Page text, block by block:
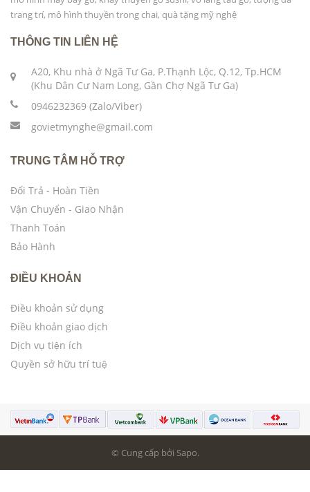
trang trí, mô hình thuyền trong chai, quà tặng mỹ nghệ
THÔNG TIN LIÊN HỆ
A20, Khu nhà ở Ngã Tư Ga, P.Thạnh Lộc, Q.12, Tp.HCM
(Khu Dân Cư Nam Long, Gần Chợ Ngã Tư Ga)
0946232369 (Zalo/Viber)
govietmynghe@gmail.com
TRUNG TÂM HỖ TRỢ
Đổi Trả - Hoàn Tiền
Vận Chuyển - Giao Nhận
Thanh Toán
Bảo Hành
ĐIỀU KHOẢN
Điều khoản sử dụng
Điều khoản giao dịch
Dịch vụ tiện ích
Quyền sở hữu trí tuệ
© Cung cấp bởi Sapo.